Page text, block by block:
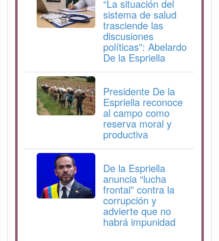
“La situación del
sistema de salud
trasciende las
discusiones
políticas”: Abelardo
De la Espriella
Presidente De la
Espriella reconoce
al campo como
reserva moral y
productiva
De la Espriella
anuncia “lucha
frontal” contra la
corrupción y
advierte que no
habrá impunidad